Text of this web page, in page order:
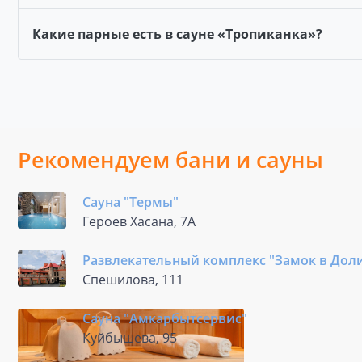
Какие парные есть в сауне «Тропиканка»?
Рекомендуем бани и сауны
Сауна "Термы"
Героев Хасана, 7А
Развлекательный комплекс "Замок в
Спешилова, 111
Сауна "Амкарбытсервис"
Куйбышева, 95